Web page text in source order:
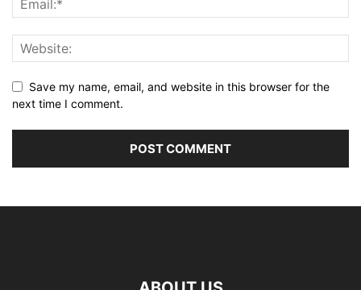
Save my name, email, and website in this browser for the
next time I comment.